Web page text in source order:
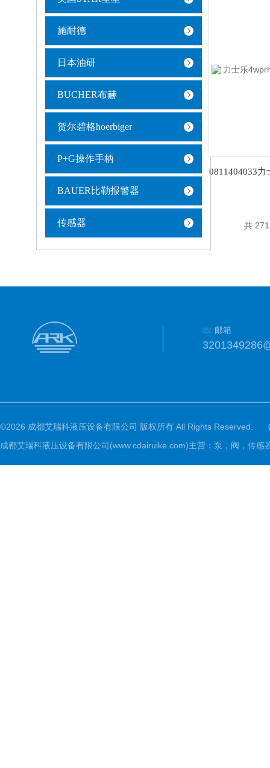
施耐德
日本油研
BUCHER布赫
贺尔碧格hoerbiger
P+G操作手柄
BAUER比勒报警器
传感器 共
邮箱
©2026 成都艾瑞科液压设备有限公司 版权所有 All Rights Reserved.
成都艾瑞科液压设备有限公司(www.cdairuike.com)主营：泵，阀，传